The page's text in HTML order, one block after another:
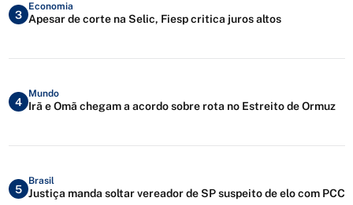
3
Economia
Apesar de corte na Selic, Fiesp critica juros altos
4
Mundo
Irã e Omã chegam a acordo sobre rota no Estreito de Ormuz
5
Brasil
Justiça manda soltar vereador de SP suspeito de elo com PCC